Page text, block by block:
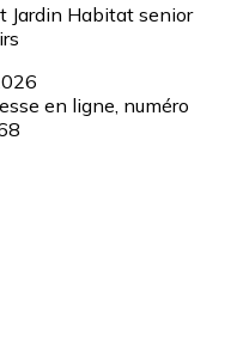
Jardin Habitat senior
en ligne, numéro